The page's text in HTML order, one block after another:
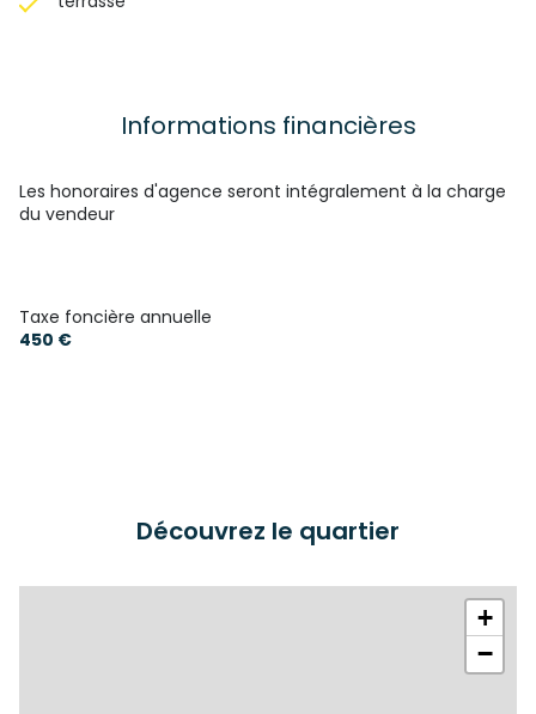
Informations financières
Les honoraires d'agence seront intégralement à la charge
du vendeur
Taxe foncière annuelle
450 €
Découvrez le quartier
+
−